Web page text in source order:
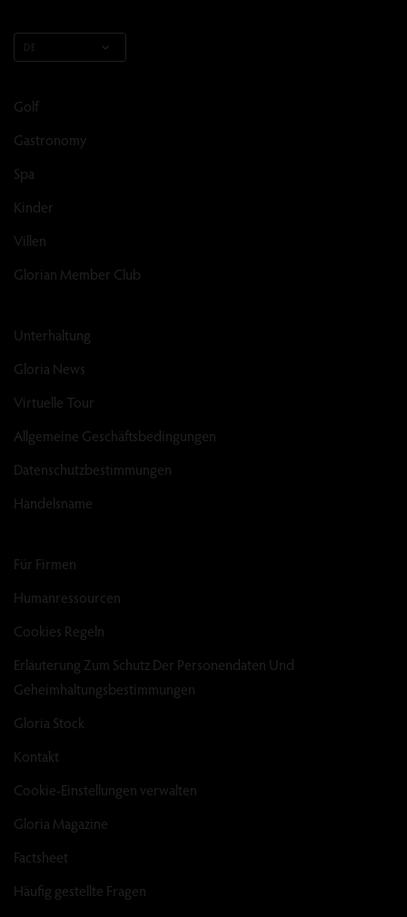
DE
Golf
Gastronomy
Spa
Kinder
Villen
Glorian Member Club
Unterhaltung
Gloria News
Virtuelle Tour
Allgemeine Geschäftsbedingungen
Datenschutzbestimmungen
Handelsname
Für Firmen
Humanressourcen
Cookies Regeln
Erläuterung Zum Schutz Der Personendaten Und
Geheimhaltungsbestimmungen
Gloria Stock
Kontakt
Cookie-Einstellungen verwalten
Gloria Magazine
Factsheet
Häufig gestellte Fragen